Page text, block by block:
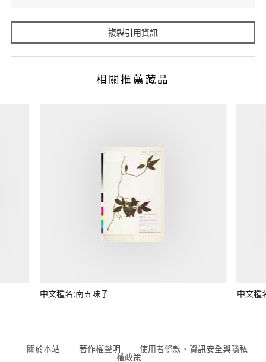
複製引用資訊
相關推薦藏品
中文種名:南五味子 中文種
關於本站 著作權聲明 使用者條款、資訊安全與隱私
權政策